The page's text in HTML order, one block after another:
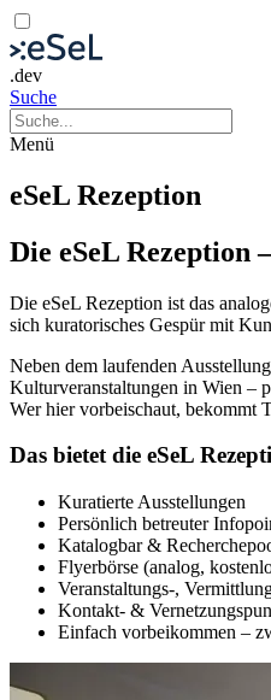
.dev
Suche
Menü
eSeL Rezeption
Die eSeL
Die eSeL Rezeption ist das
sich kuratorisches Gespür mit
Neben dem laufenden
Kulturveranstaltungen in Wien –
Wer hier vorbeischaut, bekommt
Das bietet die eSeL
Kuratierte Ausstellungen
Persönlich betreuter
Katalogbar &
Flyerbörse (analog,
Veranstaltungs-,
Kontakt- &
Einfach vorbeikommen –